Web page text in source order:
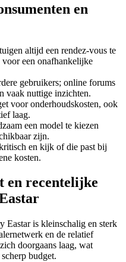
en
altijd een rendez-vous te
voor een onafhankelijke
gebruikers; online forums
vaak nuttige inzichten.
voor onderhoudskosten, ook
laag.
een model te kiezen
zijn.
en kijk of die past bij
kosten.
en recentelijke
Eastar is kleinschalig en sterk
en de relatief
doorgaans laag, wat
budget.